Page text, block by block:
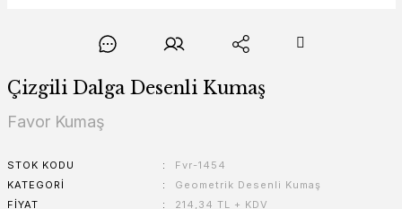
Çizgili Dalga Desenli Kumaş
Favor Kumaş
STOK KODU
Fvr-1454
KATEGORI
Geometrik Desenli Kumaş
FIYAT
214,34 TL + KDV